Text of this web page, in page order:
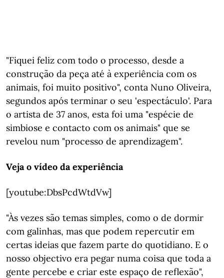
"Fiquei feliz com todo o processo, desde a
construção da peça até à experiência com os
animais, foi muito positivo", conta Nuno Oliveira,
segundos após terminar o seu 'espectáculo'. Para
o artista de 37 anos, esta foi uma "espécie de
simbiose e contacto com os animais" que se
revelou num "processo de aprendizagem".
Veja o vídeo da experiência
[youtube:DbsPcdWtdVw]
"Às vezes são temas simples, como o de dormir
com galinhas, mas que podem repercutir em
certas ideias que fazem parte do quotidiano. E o
nosso objectivo era pegar numa coisa que toda a
gente percebe e criar este espaço de reflexão",